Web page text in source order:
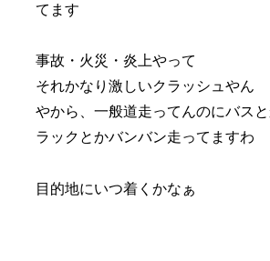
てます
事故・火災・炎上やって
それかなり激しいクラッシュやん
やから、一般道走ってんのにバスと
ラックとかバンバン走ってますわ
目的地にいつ着くかなぁ